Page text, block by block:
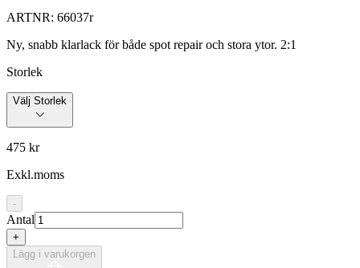
ARTNR: 66037r
Ny, snabb klarlack för både spot repair och stora ytor. 2:1
Storlek
Välj Storlek
475 kr
Exkl.moms
-
Antal
+
Lägg i varukorgen